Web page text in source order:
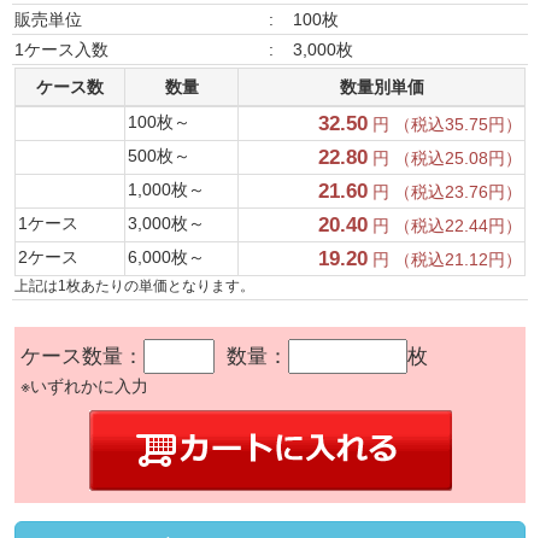
販売単位
:
100枚
1ケース入数
:
3,000枚
ケース数
数量
数量別単価
100枚～
32.50 円 （税込35.75円）
500枚～
22.80 円 （税込25.08円）
1,000枚～
21.60 円 （税込23.76円）
1ケース
3,000枚～ 20.40 円 （税込22.44円）
2ケース
6,000枚～ 19.20 円 （税込21.12円）
上記は1枚あたりの単価となります。
ケース数量： 数量： 枚
※いずれかに入力